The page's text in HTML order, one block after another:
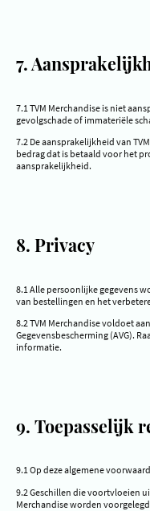
7.
7.1 TVM Merchandise is niet
gevolgschade of immateriële
7.2 De aansprakelijkheid van
bedrag dat is betaald voor het
aansprakelijkheid.
8. Privacy
8.1 Alle persoonlijke gegevens
van bestellingen en het
8.2 TVM Merchandise voldoet
Gegevensbescherming (AVG).
informatie.
9. Toepasselijk
9.1 Op deze algemene
9.2 Geschillen die voortvloeien
Merchandise worden